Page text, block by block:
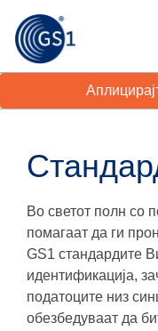
Во светот полн со
помагаат да ги
GS1 стандардите
идентификација,
податоците низ
обезбедуваат да